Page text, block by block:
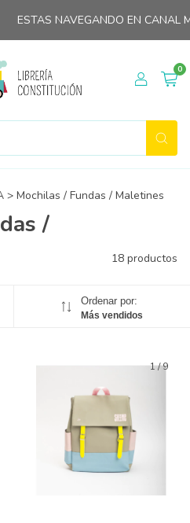
NAVEGANDO EN CANAL
0
> Mochilas / Fundas / Maletines
/
18 productos
Ordenar por:
Más vendidos
1/9